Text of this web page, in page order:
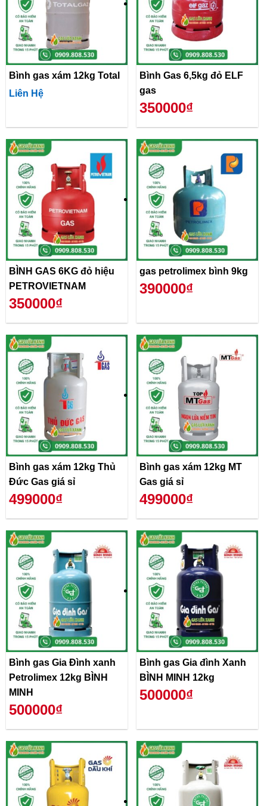
Bình gas xám 12kg Total
Liên Hệ
Bình Gas 6,5kg đỏ ELF
gas
350000₫
BÌNH GAS 6KG đỏ hiệu
PETROVIETNAM
350000₫
gas petrolimex bình 9kg
390000₫
Bình gas xám 12kg Thủ
Đức Gas giá sỉ
499000₫
Bình gas xám 12kg MT
Gas giá sỉ
499000₫
Bình gas Gia Đình xanh
Petrolimex 12kg BÌNH
MINH
500000₫
Bình gas Gia đình Xanh
BÌNH MINH 12kg
500000₫